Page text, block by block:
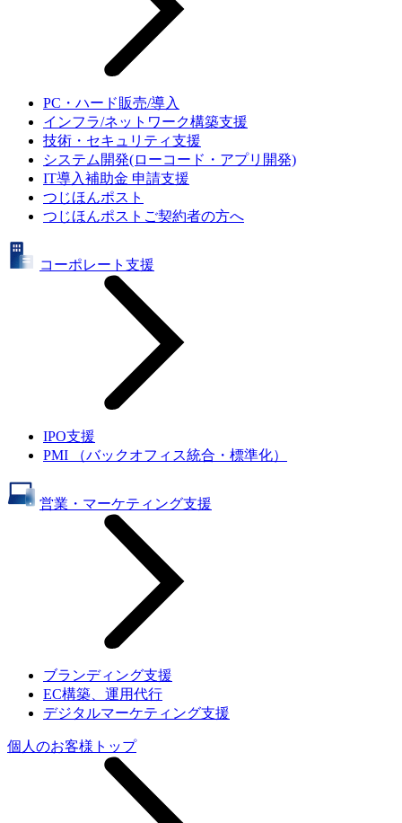
PC・ハード販売/導入
インフラ/ネットワーク構築支援
技術・セキュリティ支援
システム開発(ローコード・アプリ開発)
IT導入補助金 申請支援
つじほんポスト
つじほんポストご契約者の方へ
コーポレート支援
IPO支援
PMI （バックオフィス統合・標準化）
営業・マーケティング支援
ブランディング支援
EC構築、運用代行
デジタルマーケティング支援
個人のお客様トップ